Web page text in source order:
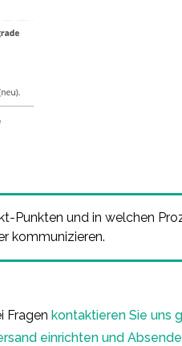
Punkten und in welchen
kommunizieren.
Fragen kontaktieren Sie uns
einrichten und